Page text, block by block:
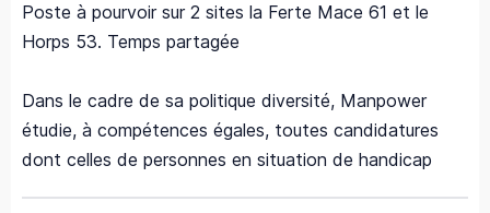
Poste à pourvoir sur 2 sites la Ferte Mace 61 et le
Horps 53. Temps partagée
Dans le cadre de sa politique diversité, Manpower
étudie, à compétences égales, toutes candidatures
dont celles de personnes en situation de handicap